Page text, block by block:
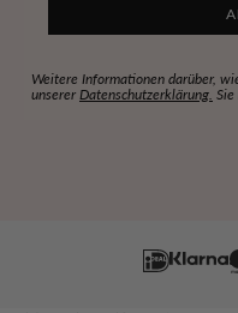
Weitere Informationen darüber,
unserer Datenschutzerklärung.